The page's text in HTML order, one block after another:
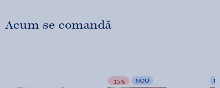
Acum se comandă
-15% NOU